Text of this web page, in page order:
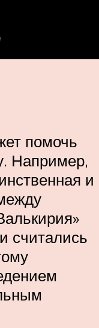
помочь
Например,
и
считались